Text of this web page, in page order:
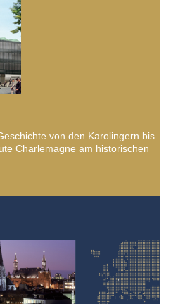
von den Karolingern bis
Charlemagne am historischen